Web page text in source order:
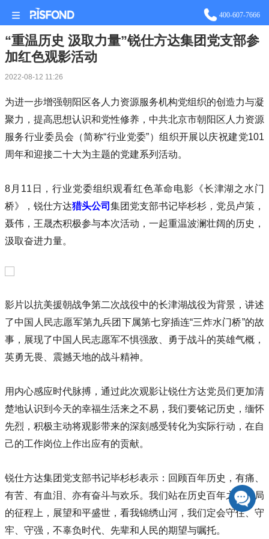
400-607-7666
“重温历史 汲取力量”锐仕方达集团党支部参
加红色观影活动
2022-08-12 11:26
为进一步增强朝阳区各人力资源服务机构党组织的创造力与凝
聚力，提高思想认识和党性修养，中共北京市朝阳区人力资源
服务行业委员会（简称“行业党委”）组织开展以庆祝建党101
周年和迎接二十大为主题的党建系列活动。
8月11日，行业党委组织观看红色革命电影《长津湖之水门
桥》，锐仕方达猎头公司 集团党支部书记毕杉杉，党员卢策，
聂伟，王晟杰积极参与本次活动，一起重温波澜壮阔的历史，
汲取奋进力量。
影片以抗美援朝战争第二次战役中的长津湖战役为背景，讲述
了中国人民志愿军第九兵团下属第七穿插连“三炸水门桥”的故
事，展现了中国人民志愿军不惧强敌、勇于战斗的英雄气概，
英勇无畏、震撼天地的战斗精神。
用内心感应时代脉搏，通过此次观影让锐仕方达党员们更加清
楚地认识到今天的幸福生活来之不易，我们要铭记历史，缅怀
先烈，积极主动将观影带来的深刻感受转化为实际行动，在自
己的工作岗位上作出应有的贡献。
锐仕方达集团党支部书记毕杉杉表示：回顾百年历史，有痛、
有苦、有血泪、亦有奋斗与欢乐。我们站在历史百年之大变局
的征程上，展望和平盛世，看我锦绣山河，我们定会守住、守
牢、守强，不辜负时代、先辈和人民的期望与嘱托。